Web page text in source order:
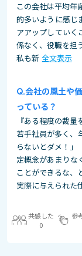
この会社は平均年
的多いように感じ
アアップしていく
係なく、役職を担
私も新 全文表示
会社の風土や
っている？
『ある程度の裁
若手社員が多く、
らないとダメ！」
定概念があまりな
ことができるな、
実際に与えられた
共感した
0
参